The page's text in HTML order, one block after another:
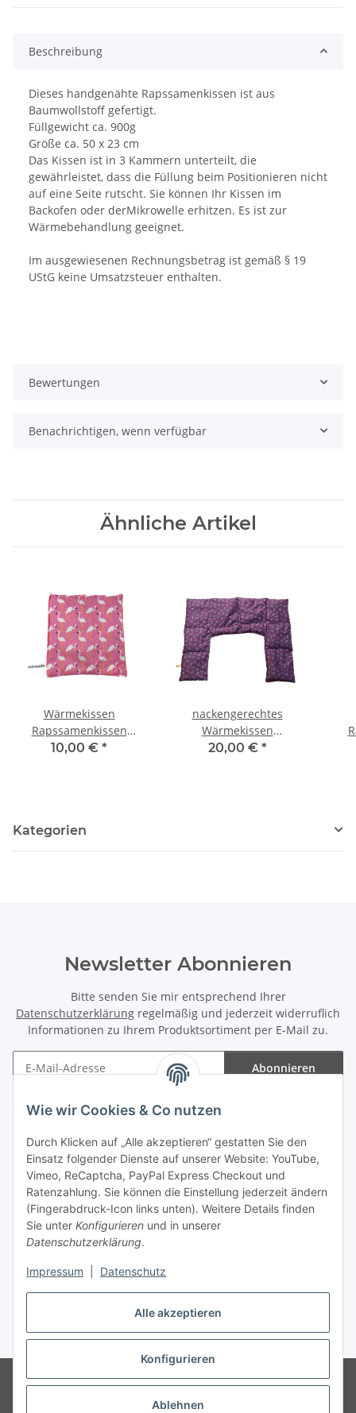
Alle akzeptieren
Konfigurieren
Ablehnen
Wie wir Cookies & Co nutzen
Durch Klicken auf „Alle akzeptieren“ gestatten Sie den
Einsatz folgender Dienste auf unserer Website: YouTube,
Vimeo, ReCaptcha, PayPal Express Checkout und
Ratenzahlung. Sie können die Einstellung jederzeit ändern
(Fingerabdruck-Icon links unten). Weitere Details finden
Sie unter Konfigurieren und in unserer
Datenschutzerklärung.
Impressum Datenschutz
Beschreibung
Dieses handgenähte Rapssamenkissen ist aus
Baumwollstoff gefertigt.
Füllgewicht ca. 900g
Größe ca. 50 x 23 cm
Das Kissen ist in 3 Kammern unterteilt, die
gewährleistet, dass die Füllung beim Positionieren nicht
auf eine Seite rutscht. Sie können Ihr Kissen im
Backofen oder derMikrowelle erhitzen. Es ist zur
Wärmebehandlung geeignet.
Im ausgewiesenen Rechnungsbetrag ist gemäß § 19
UStG keine Umsatzsteuer enthalten.
Bewertungen
Benachrichtigen, wenn verfügbar
Ähnliche Artikel
Wärmekissen
Rapssamenkissen
quadratisch "Flamingos"
10,00 € *
nackengerechtes
Wärmekissen
Rapssamen RNXXL70
20,00 € *
Kategorien
Newsletter Abonnieren
Bitte senden Sie mir entsprechend Ihrer
Datenschutzerklärung regelmäßig und jederzeit widerruflich
Informationen zu Ihrem Produktsortiment per E-Mail zu.
Abonnieren
Gesetzliche Informationen
Vertrag widerrufen
* Gemäß §19 UStG wird keine Umsatzsteuer berechnet, zzgl.Versand
© Wohlgefühl für Körper & Seele by Sabine Werner Besucherzähler:
Umsatzsteuer berechnet.